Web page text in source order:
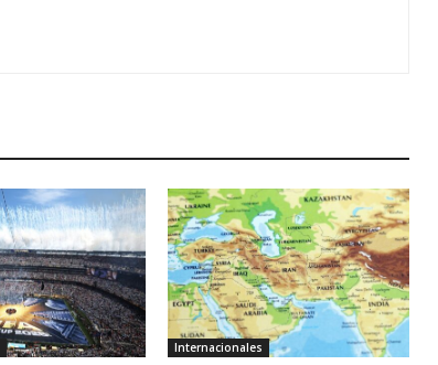
Internacionales